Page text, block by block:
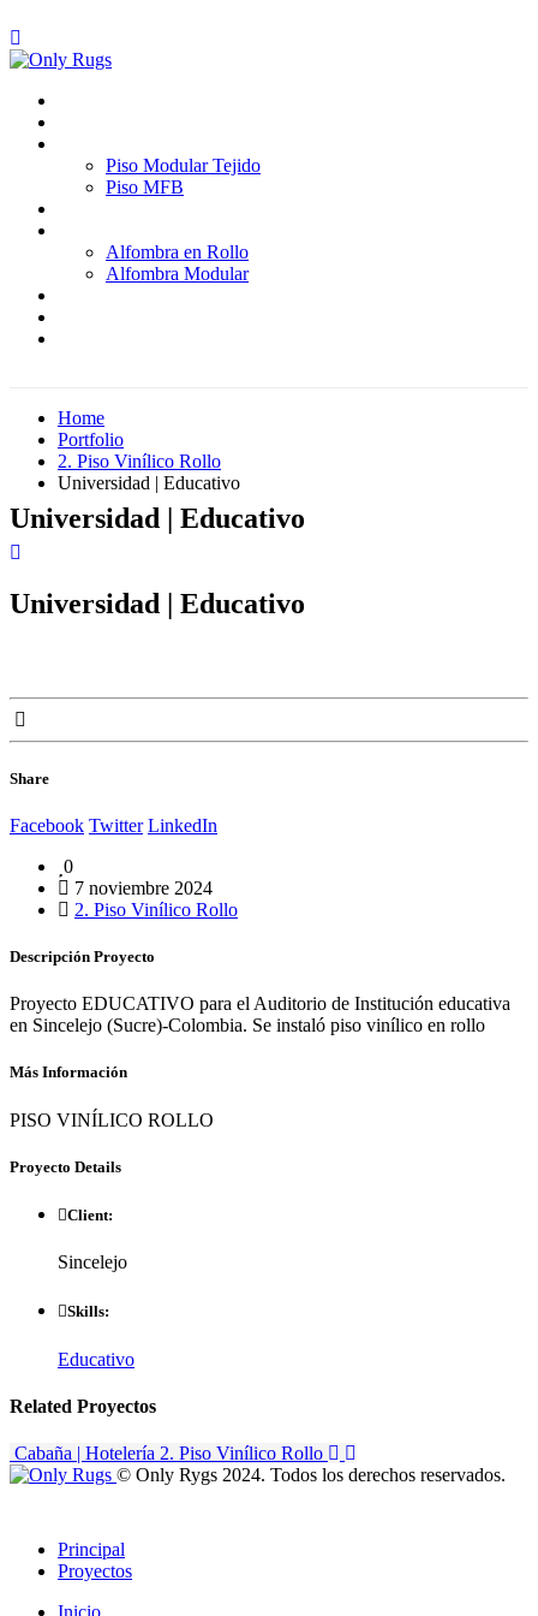
Piso Modular Tejido
Piso MFB
Alfombra en Rollo
Alfombra Modular
Home
Portfolio
2. Piso Vinílico Rollo
Universidad | Educativo
Universidad | Educativo
Universidad | Educativo
Share
Facebook Twitter LinkedIn
0
7 noviembre 2024
2. Piso Vinílico Rollo
Proyecto EDUCATIVO para el Auditorio de Institución educativa
en Sincelejo (Sucre)-Colombia. Se instaló piso vinílico en rollo
PISO VINÍLICO ROLLO
Proyecto Details
Client:
Sincelejo
Skills:
Educativo
Related Proyectos
Cabaña | Hotelería 2. Piso Vinílico Rollo
© Only Rygs 2024. Todos los derechos reservados.
Principal
Proyectos
Inicio